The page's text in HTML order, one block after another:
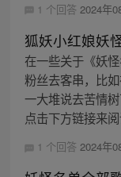
1 个回答 2024年
狐妖小红娘妖
在一些关于《妖
粉丝去客串，比
一大堆说去苦情
点击下方链接来
1 个回答 2024年